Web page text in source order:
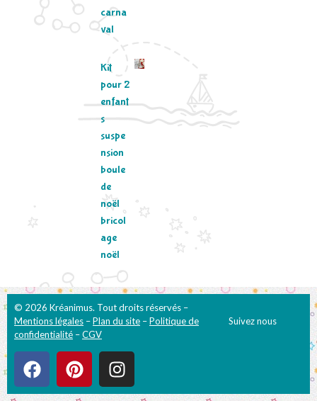
carna
val
Kit
pour 2
enfant
s
suspe
nsion
boule
de
noël
bricol
age
noël
© 2026 Kréanimus. Tout droits réservés –
Mentions légales –Plan du site –Politique de
confidentialité –CGV
Suivez nous